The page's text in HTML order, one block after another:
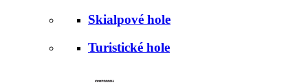
Skialpové hole
Turistické hole